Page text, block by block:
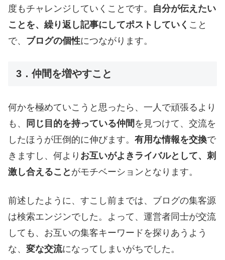
度もチャレンジしていくことです。 自分が伝えたい
ことを、繰り返し記事にしてポストしていく こと
で、 ブログの個性につながります。
3．仲間を増やすこと
何かを極めていこうと思ったら、一人で頑張るより
も、
同じ目的を持っている仲間 を見つけて、交流を
したほうが圧倒的に伸びます。 有用な情報を交換で
きますし、何より お互いがよきライバルとして、刺
激し合えること がモチベーションとなります。
前述したように、すこし前までは、ブログの集客源
は検索エンジンでした。よって、運営者同士が交流
しても、お互いの集客キーワードを探りあうよう
な、 変な交流になってしまいがちでした。